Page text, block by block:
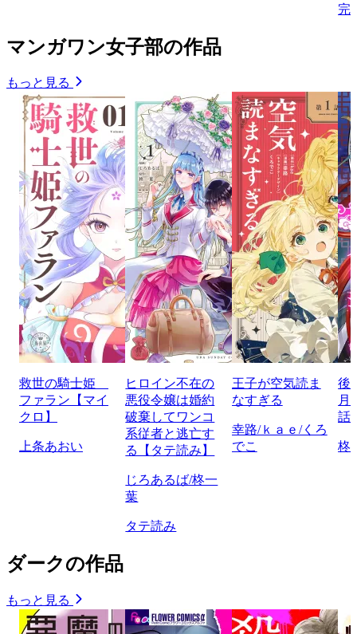
完
マンガワン女子部の作品
もっと見る
救世の騎士姫
ファラン【マイ
クロ】
上条あおい
ヒロイン不在の
悪役令嬢は婚約
破棄してワンコ
系従者と逃亡す
る【タテ読み】
じろあるば/柊一
葉
タテ読み
王子が空気読ま
なすぎる
幸路/ｋａｅ/くろ
でこ
後
月
話
柊
ダークの作品
もっと見る